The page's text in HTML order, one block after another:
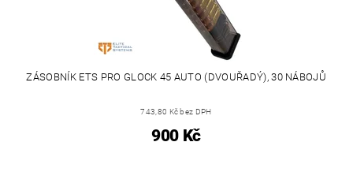
ZÁSOBNÍK ETS PRO GLOCK 45 AUTO (DVOUŘADÝ), 30 NÁBOJŮ
743,80 Kč bez DPH
900 Kč